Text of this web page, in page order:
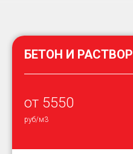
БЕТОН И РАСТВОР
от 5550
руб/м3